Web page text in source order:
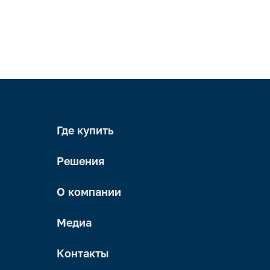
Где купить
Решения
О компании
Медиа
Контакты